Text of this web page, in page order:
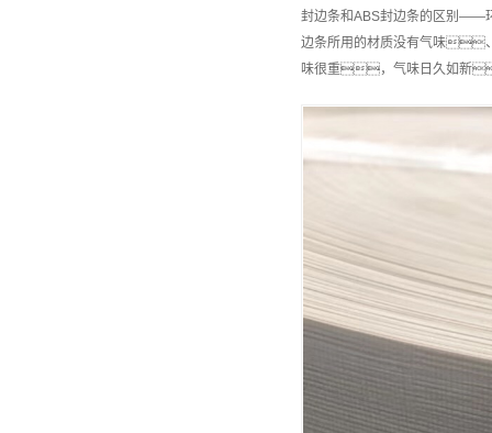
封边条和ABS封边条的区别
边条所用的材质没有气味
味很重，气味日久如新